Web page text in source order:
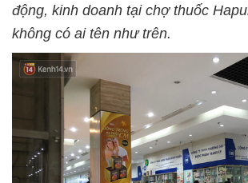
động, kinh doanh tại chợ thuốc
không có ai tên như trên.